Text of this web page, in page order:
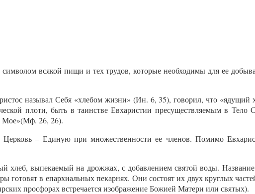
всякой пищи и тех трудов, которые необходимы для ее
называл Себя «хлебом жизни» (Ин. 6, 35), говорил, что
плоти, быть в таинстве Евхаристии пресуществляемым в
Мое»(Мф. 26, 26).
– Единую при множественности ее членов. Помимо
выпекаемый на дрожжах, с добавлением святой воды.
готовят в епархиальных пекарнях. Они состоят их двух круглых
просфорах встречается изображение Божией Матери или святых).